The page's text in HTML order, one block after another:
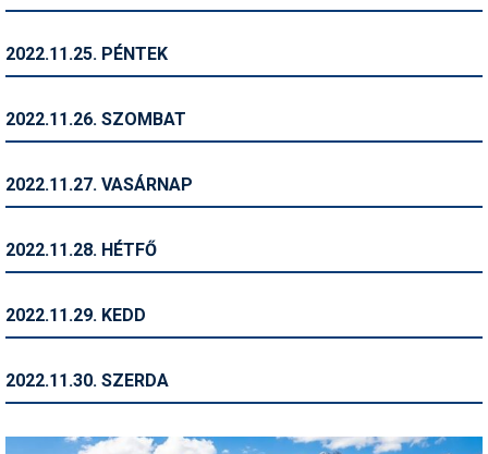
Történelem
Utazási tippek
2022.11.25. PÉNTEK
2022.11.26. SZOMBAT
2022.11.27. VASÁRNAP
2022.11.28. HÉTFŐ
2022.11.29. KEDD
2022.11.30. SZERDA